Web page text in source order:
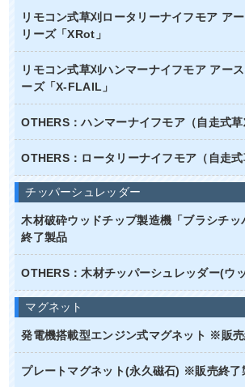
リモコン式草刈ロータリーナイフモア ア
リーズ「XRot」
リモコン式草刈ハンマーナイフモア アー
ーズ「X-FLAIL」
OTHERS：ハンマーナイフモア（自走式草
OTHERS：ロータリーナイフモア（自走式
チッパーシュレッダー
木材破砕ウッドチップ製造機「ブラシチ
終了製品
OTHERS：木材チッパーシュレッダー(ウ
マグネット
発電機搭載型エンジン式マグネット ※販
プレートマグネット(永久磁石) ※販売終了